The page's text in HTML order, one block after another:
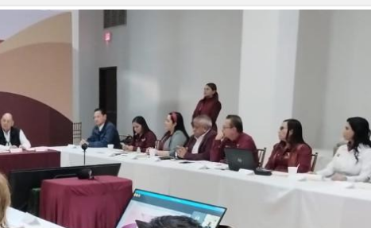
SERVICIO DE AGUA POTABLE
de credencial y placas de circulación para personas con
CONSOLIDA A NUEVO LAREDO COMO REFERENTE DE ENERGÍA
Ortiz respuesta inmediata de servicios municipales ante tormenta
y ganaderos consolidan proyecto “Carne Tam
A CAMPAÑA DE TAMIZAJE AUDITIVO GRATUITO PARA RECIÉN
NUEVA ERA
apoyos de "Mamá Luchona", acompañado por la Senadora Maki
Estatal de Calidad en Salud para garantizar un trato digno y
“PRESIDENCIA CERQUITA DE TI” A LAS COLONIAS JARDÍN Y
reportes ciudadanos